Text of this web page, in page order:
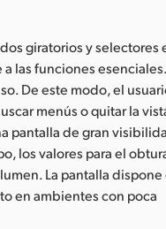
giratorios y selectores
las funciones
De este modo, el
menús o quitar la
pantalla de gran
los valores para el
La pantalla dispone
en ambientes con poca